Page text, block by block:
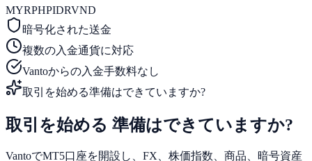
MYRPHPIDRVND
暗号化された送金
複数の入金通貨に対応
Vantoからの入金手数料なし
取引を始める準備はできていますか?
取引を始める 準備はできていますか?
VantoでMT5口座を開設し、FX、株価指数、商品、暗号資産